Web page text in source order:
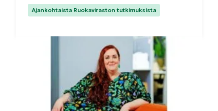
Kategoriat:
Ajankohtaista Ruokaviraston tutkimuksista